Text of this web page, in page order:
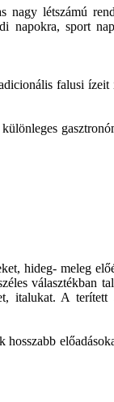
létszámú
sport
falusi
hideg- meleg
választékban
italukat. A terített